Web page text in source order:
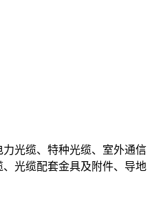
光缆、特种光缆、室外通信
光缆配套金具及附件、导地